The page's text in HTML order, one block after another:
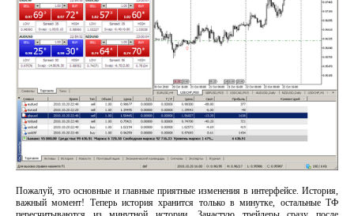
Пожалуй, это основные и главные приятные изменения в интерфейсе. История,
важный момент! Теперь история хранится только в минутке, остальные ТФ